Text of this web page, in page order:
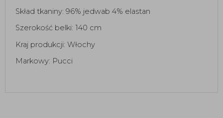
Skład tkaniny: 96% jedwab 4% elastan
Szerokość belki: 140 cm
Kraj produkcji: Włochy
Markowy: Pucci